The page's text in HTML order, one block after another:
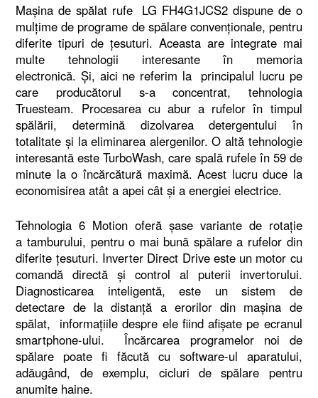
Mașina de spălat rufe LG FH4G1JCS2 dispune de o
mulțime de programe de spălare convenționale, pentru
diferite tipuri de țesuturi. Aceasta are integrate mai
multe tehnologii interesante în memoria
electronică. Și, aici ne referim la principalul lucru pe
care producătorul s-a concentrat, tehnologia
Truesteam. Procesarea cu abur a rufelor în timpul
spălării, determină dizolvarea detergentului în
totalitate și la eliminarea alergenilor. O altă tehnologie
interesantă este TurboWash, care spală rufele în 59 de
minute la o încărcătură maximă. Acest lucru duce la
economisirea atât a apei cât și a energiei electrice.
Tehnologia 6 Motion oferă șase variante de rotație
a tamburului, pentru o mai bună spălare a rufelor din
diferite țesuturi. Inverter Direct Drive este un motor cu
comandă directă și control al puterii invertorului.
Diagnosticarea inteligentă, este un sistem de
detectare de la distanță a erorilor din mașina de
spălat, informațiile despre ele fiind afișate pe ecranul
smartphone-ului. Încărcarea programelor noi de
spălare poate fi făcută cu software-ul aparatului,
adăugând, de exemplu, cicluri de spălare pentru
anumite haine.